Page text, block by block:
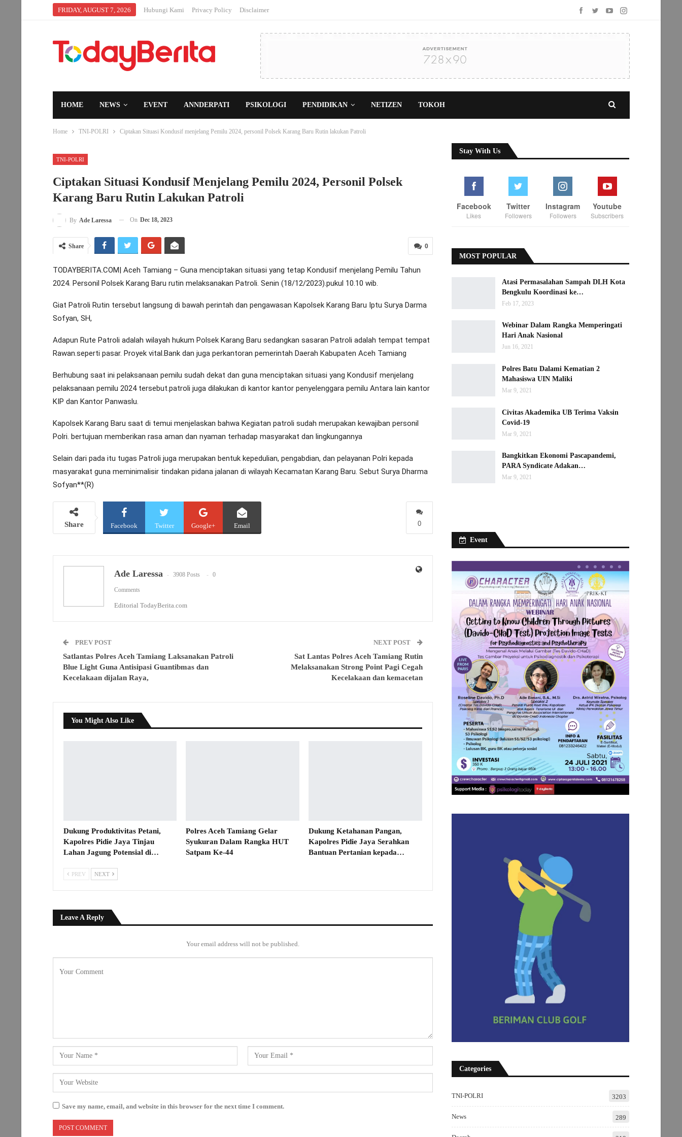
FRIDAY, AUGUST 7, 2026 Hubungi Kami Privacy Policy Disclaimer
HOME NEWS EVENT ANNDERPATI PSIKOLOGI PENDIDIKAN NETIZEN TOKOH
Home TNI-POLRI Ciptakan Situasi Kondusif menjelang Pemilu 2024, personil Polsek Karang Baru Rutin lakukan Patroli
TNI-POLRI
Ciptakan Situasi Kondusif Menjelang Pemilu 2024, Personil Polsek
Karang Baru Rutin Lakukan Patroli
By Ade Laressa On Dec 18, 2023
0
Share
TODAYBERITA.COM| Aceh Tamiang – Guna menciptakan situasi yang tetap Kondusif menjelang Pemilu Tahun
2024. Personil Polsek Karang Baru rutin melaksanakan Patroli. Senin (18/12/2023).pukul 10.10 wib.
Giat Patroli Rutin tersebut langsung di bawah perintah dan pengawasan Kapolsek Karang Baru Iptu Surya Darma
Sofyan, SH,
Adapun Rute Patroli adalah wilayah hukum Polsek Karang Baru sedangkan sasaran Patroli adalah tempat tempat
Rawan.seperti pasar. Proyek vital.Bank dan juga perkantoran pemerintah Daerah Kabupaten Aceh Tamiang
Berhubung saat ini pelaksanaan pemilu sudah dekat dan guna menciptakan situasi yang Kondusif menjelang
pelaksanaan pemilu 2024 tersebut.patroli juga dilakukan di kantor kantor penyelenggara pemilu Antara lain kantor
KIP dan Kantor Panwaslu.
Kapolsek Karang Baru saat di temui menjelaskan bahwa Kegiatan patroli sudah merupakan kewajiban personil
Polri. bertujuan memberikan rasa aman dan nyaman terhadap masyarakat dan lingkungannya
Selain dari pada itu tugas Patroli juga merupakan bentuk kepedulian, pengabdian, dan pelayanan Polri kepada
masyarakat guna meminimalisir tindakan pidana jalanan di wilayah Kecamatan Karang Baru. Sebut Surya Dharma
Sofyan**(R)
0
Share Facebook Twitter Google+ Email
Ade Laressa 3908 Posts 0
Comments
Editorial TodayBerita.com
PREV POST
Satlantas Polres Aceh Tamiang Laksanakan Patroli
Blue Light Guna Antisipasi Guantibmas dan
Kecelakaan dijalan Raya,
NEXT POST
Sat Lantas Polres Aceh Tamiang Rutin
Melaksanakan Strong Point Pagi Cegah
Kecelakaan dan kemacetan
You Might Also Like
Dukung Produktivitas Petani,
Kapolres Pidie Jaya Tinjau
Lahan Jagung Potensial di…
Polres Aceh Tamiang Gelar
Syukuran Dalam Rangka HUT
Satpam Ke-44
Dukung Ketahanan Pangan,
Kapolres Pidie Jaya Serahkan
Bantuan Pertanian kepada…
PREV NEXT
Leave A Reply
Your email address will not be published.
Save my name, email, and website in this browser for the next time I comment.
Stay With Us
Facebook
Likes
Twitter
Followers
Instagram
Followers
Youtube
Subscribers
MOST POPULAR
Atasi Permasalahan Sampah DLH Kota
Bengkulu Koordinasi ke…
Feb 17, 2023
Webinar Dalam Rangka Memperingati
Hari Anak Nasional
Jun 16, 2021
Polres Batu Dalami Kematian 2
Mahasiswa UIN Maliki
Mar 9, 2021
Civitas Akademika UB Terima Vaksin
Covid-19
Mar 9, 2021
Bangkitkan Ekonomi Pascapandemi,
PARA Syndicate Adakan…
Mar 9, 2021
Event
Categories
TNI-POLRI 3203
News 289